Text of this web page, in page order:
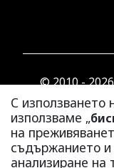
С използването
използваме „
на
съдържанието
анализиране
© 2010 -